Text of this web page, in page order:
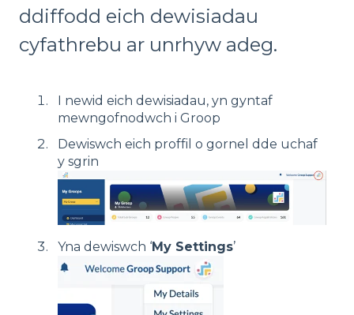
ddiffodd eich dewisiadau
cyfathrebu ar unrhyw adeg.
I newid eich dewisiadau, yn gyntaf
mewngofnodwch i Groop
Dewiswch eich proffil o gornel dde uchaf
y sgrin
Yna dewiswch ‘My Settings’